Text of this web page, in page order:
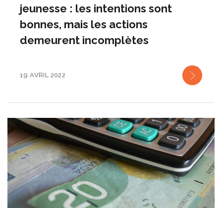
jeunesse : les intentions sont
bonnes, mais les actions
demeurent incomplètes
19 AVRIL 2022